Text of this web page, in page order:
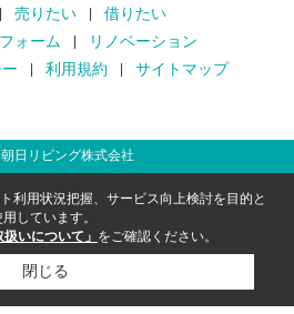
売りたい
借りたい
ォーム
リノベーション
利用規約 サイトマップ
朝日リビング株式会社
利用状況把握、サービス向上検討を目的と
しています。
扱いについて」 をご確認ください。
閉じる